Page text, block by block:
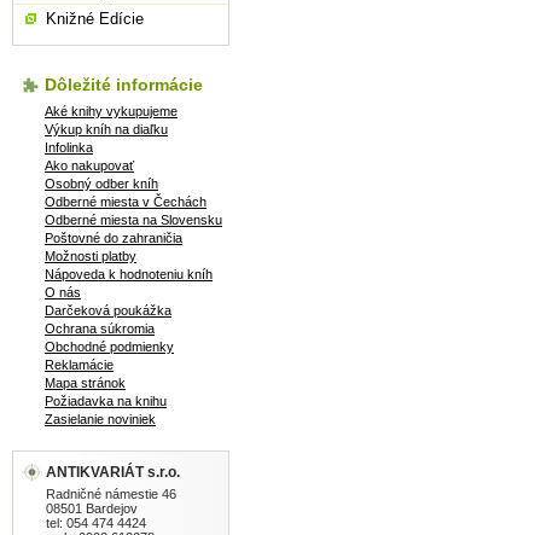
Knižné Edície
Dôležité informácie
Aké knihy vykupujeme
Výkup kníh na diaľku
Infolinka
Ako nakupovať
Osobný odber kníh
Odberné miesta v Čechách
Odberné miesta na Slovensku
Poštovné do zahraničia
Možnosti platby
Nápoveda k hodnoteniu kníh
O nás
Darčeková poukážka
Ochrana súkromia
Obchodné podmienky
Reklamácie
Mapa stránok
Požiadavka na knihu
Zasielanie noviniek
ANTIKVARIÁT s.r.o.
Radničné námestie 46
08501 Bardejov
tel: 054 474 4424